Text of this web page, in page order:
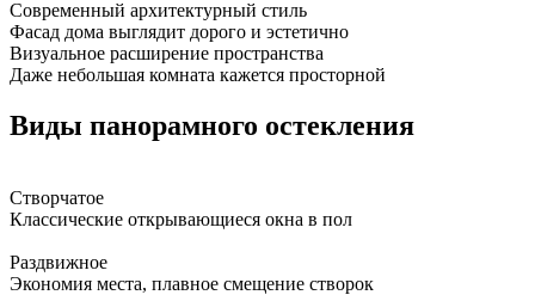
Современный архитектурный стиль
Фасад дома выглядит дорого и эстетично
Визуальное расширение пространства
Даже небольшая комната кажется просторной
Виды панорамного остекления
Створчатое
Классические открывающиеся окна в пол
Раздвижное
Экономия места, плавное смещение створок